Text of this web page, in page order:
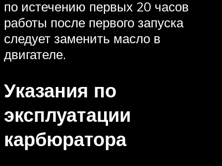
по истечению первых 20 часов
работы после первого запуска
следует заменить масло в
двигателе.
Указания по
эксплуатации
карбюратора